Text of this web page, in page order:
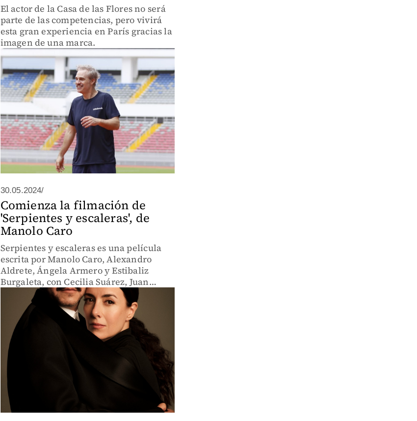
El actor de la Casa de las Flores no será
parte de las competencias, pero vivirá
esta gran experiencia en París gracias la
imagen de una marca.
30.05.2024/
Comienza la filmación de
'Serpientes y escaleras', de
Manolo Caro
Serpientes y escaleras es una película
escrita por Manolo Caro, Alexandro
Aldrete, Ángela Armero y Estibaliz
Burgaleta, con Cecilia Suárez, Juan
Pablo Medina, Marimar Vega y un gran
reparto.